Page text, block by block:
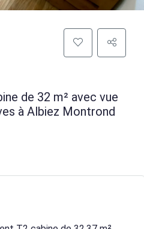
de 32 m² avec vue
à Albiez Montrond